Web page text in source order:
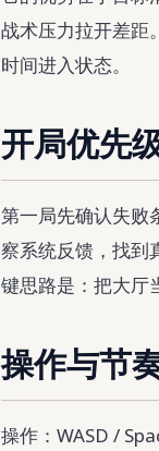
战术压力拉开差距
时间进入状态。
开局优先
第一局先确认失败
察系统反馈，找到
键思路是：把大厅
操作与节
操作：WASD /